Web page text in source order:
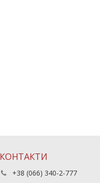
КОНТАКТИ
+38 (066) 340-2-777